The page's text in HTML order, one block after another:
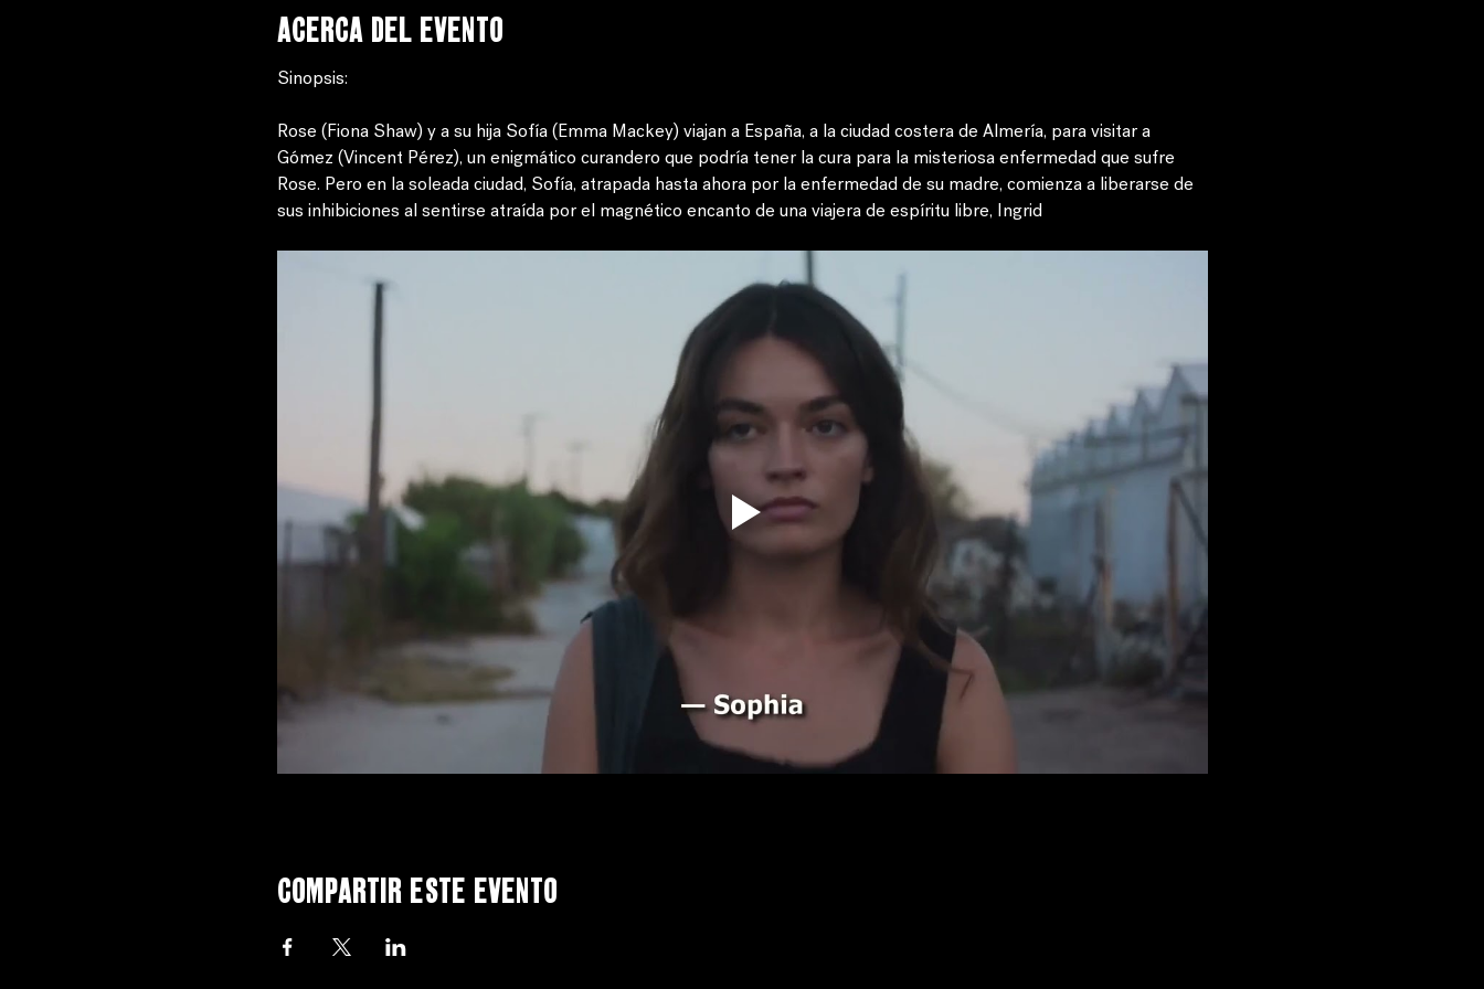
Acerca del evento
Sinopsis:
Rose (Fiona Shaw) y a su hija Sofía (Emma Mackey) viajan a España, a la ciudad costera de Almería, para visitar a
Gómez (Vincent Pérez), un enigmático curandero que podría tener la cura para la misteriosa enfermedad que sufre
Rose. Pero en la soleada ciudad, Sofía, atrapada hasta ahora por la enfermedad de su madre, comienza a liberarse de
sus inhibiciones al sentirse atraída por el magnético encanto de una viajera de espíritu libre, Ingrid
Compartir este evento